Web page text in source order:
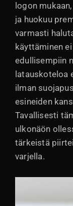
logon
ja huokuu
varmasti
käyttäminen
edullisempiin
latauskoteloa
ilman
esineiden
Tavallisesti
ulkonäön
tärkeistä
varjella.